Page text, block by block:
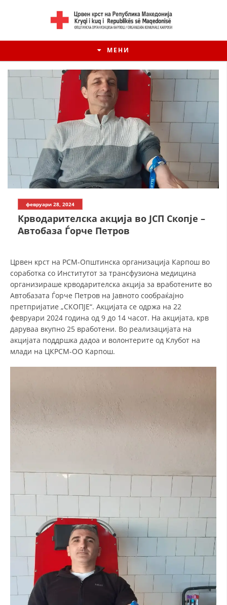
МЕНИ
ПРИРАЧНИЦИ
СТРАТЕГИИ
ЕДУКАТИВНО ИНФОРМАТИВНИ МАТЕРИЈАЛИ
ПРЕЗЕНТАЦИИ
февруари 28, 2024
Крводарителска акција во ЈСП Скопје –
Автобаза Ѓорче Петров
Црвен крст на РСМ-Општинска организација Карпош во
соработка со Институтот за трансфузиона медицина
организираше крводарителска акција за вработените во
Автобазата Ѓорче Петров на Јавното сообраќајно
претпријатие „СКОПЈЕ“. Акцијата се одржа на 22
февруари 2024 година од 9 до 14 часот. На акцијата, крв
даруваа вкупно 25 вработени. Во реализацијата на
акцијата поддршка дадоа и волонтерите од Клубот на
млади на ЦКРСМ-ОО Карпош.